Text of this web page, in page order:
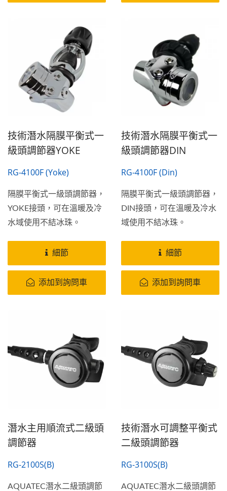
技術潛水隔膜平衡式一
級頭調節器YOKE
RG-4100F (Yoke)
隔膜平衡式一級頭調節器，
YOKE接頭，可在溫暖及冷
水域使用不結冰珠。
細節
添加到詢問車
技術潛水隔膜平衡式一
級頭調節器DIN
RG-4100F (Din)
隔膜平衡式一級頭調節器，
DIN接頭，可在溫暖及冷水
域使用不結冰珠。
細節
添加到詢問車
潛水主用順流式二級頭
調節器
RG-2100S(B)
AQUATEC潛水二級頭調節
技術潛水可調整平衡式
二級頭調節器
RG-3100S(B)
AQUATEC潛水二級頭調節